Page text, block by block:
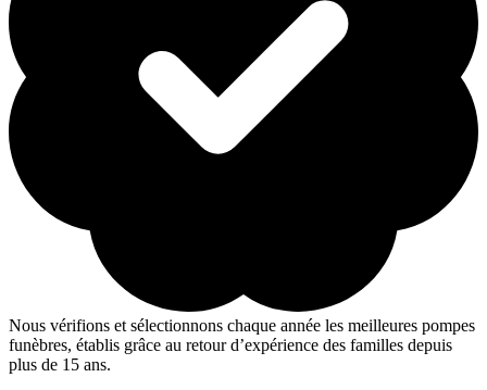
Nous vérifions et sélectionnons chaque année les meilleures pompes
funèbres, établis grâce au retour d’expérience des familles depuis
plus de 15 ans.